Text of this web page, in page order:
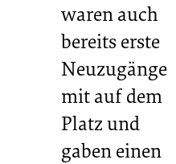
waren auch
bereits erste
Neuzugänge
mit auf dem
Platz und
gaben einen